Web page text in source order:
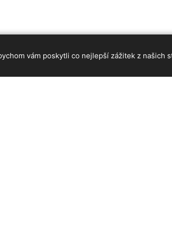
vám poskytli co nejlepší zážitek z našich